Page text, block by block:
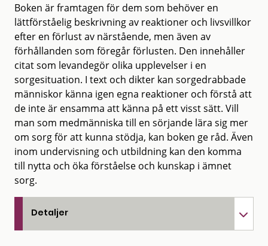
Boken är framtagen för dem som behöver en
lättförståelig beskrivning av reaktioner och livsvillkor
efter en förlust av närstående, men även av
förhållanden som föregår förlusten. Den innehåller
citat som levandegör olika upplevelser i en
sorgesituation. I text och dikter kan sorgedrabbade
människor känna igen egna reaktioner och förstå att
de inte är ensamma att känna på ett visst sätt. Vill
man som medmänniska till en sörjande lära sig mer
om sorg för att kunna stödja, kan boken ge råd. Även
inom undervisning och utbildning kan den komma
till nytta och öka förståelse och kunskap i ämnet
sorg.
Detaljer